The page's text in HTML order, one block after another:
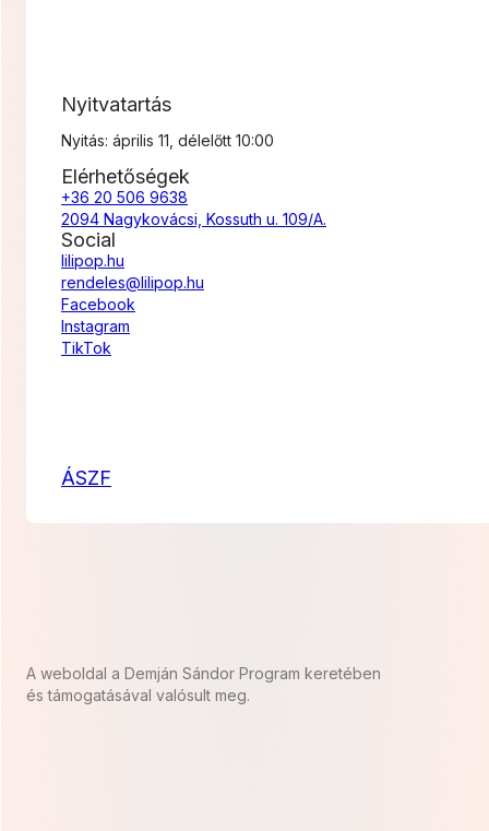
Nyitvatartás
Nyitás: április 11, délelőtt 10:00
Elérhetőségek
+36 20 506 9638
2094 Nagykovácsi, Kossuth u. 109/A.
Social
lilipop.hu
rendeles@lilipop.hu
Facebook
Instagram
TikTok
ÁSZF
A weboldal a Demján Sándor Program keretében
és támogatásával valósult meg.